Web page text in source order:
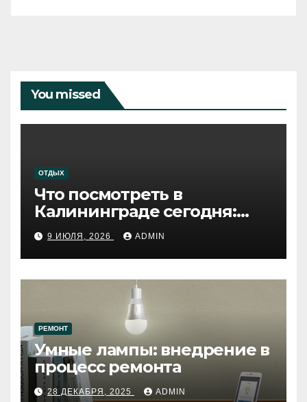
You missed
ОТДЫХ
Что посмотреть в
Калининграде сегодня:
путеводитель по самому
западному городу России
9 ИЮЛЯ, 2026 ADMIN
РЕМОНТ
Умные лампы: внедрение в
процесс ремонта
28 ДЕКАБРЯ, 2025 ADMIN